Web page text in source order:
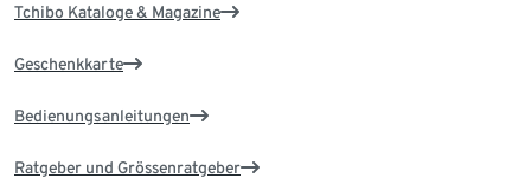
Tchibo Kataloge & Magazine
Geschenkkarte
Bedienungsanleitungen
Ratgeber und Grössenratgeber